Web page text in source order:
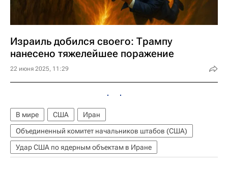
Израиль добился своего: Трампу
нанесено тяжелейшее поражение
22 июня 2025, 11:29
В мире США
Иран
Объединенный комитет начальников штабов (США)
Удар США по ядерным объектам в Иране